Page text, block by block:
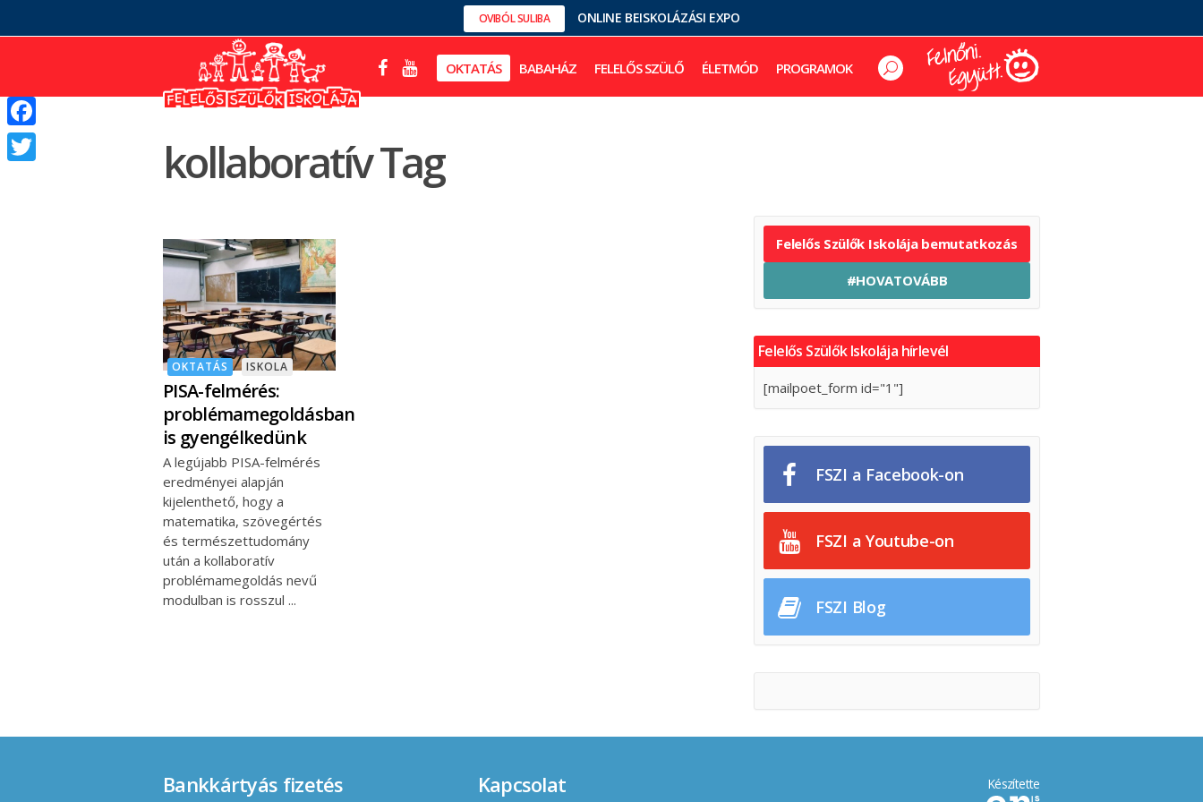
OVIBÓL SULIBA ONLINE BEISKOLÁZÁSI EXPO
OKTATÁS BABAHÁZ FELELŐS SZÜLŐ ÉLETMÓD PROGRAMOK
kollaboratív Tag
OKTATÁS ISKOLA
PISA-felmérés:
problémamegoldásban
is gyengélkedünk
A legújabb PISA-felmérés
eredményei alapján
kijelenthető, hogy a
matematika, szövegértés
és természettudomány
után a kollaboratív
problémamegoldás nevű
modulban is rosszul
Felelős Szülők Iskolája bemutatkozás
#HOVATOVÁBB
Felelős Szülők Iskolája hírlevél
[mailpoet_form id="1"]
FSZI a Facebook-on
FSZI a Youtube-on
FSZI Blog
Bankkártyás fizetés Kapcsolat Készítette
Facebook